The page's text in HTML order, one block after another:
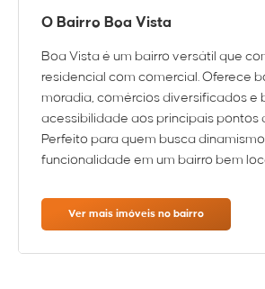
O Bairro Boa Vista
Boa Vista é um bairro versátil que
residencial com comercial. Oferece
moradia, comércios diversificados e
acessibilidade aos principais pontos
Perfeito para quem busca
funcionalidade em um bairro bem
Ver mais imóveis no bairro